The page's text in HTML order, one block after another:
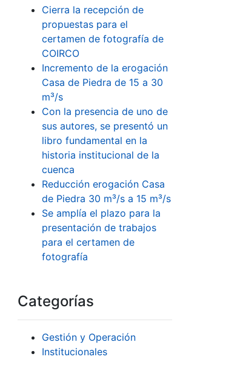
Cierra la recepción de
propuestas para el
certamen de fotografía de
COIRCO
Incremento de la erogación
Casa de Piedra de 15 a 30
m³/s
Con la presencia de uno de
sus autores, se presentó un
libro fundamental en la
historia institucional de la
cuenca
Reducción erogación Casa
de Piedra 30 m³/s a 15 m³/s
Se amplía el plazo para la
presentación de trabajos
para el certamen de
fotografía
Categorías
Gestión y Operación
Institucionales